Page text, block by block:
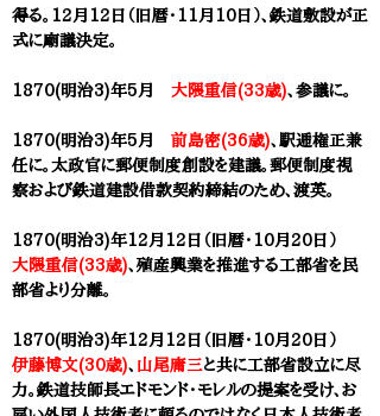
得る。12月12日（旧暦・11月10日）、鉄道敷設が正
式に廟議決定。
1870(明治3)年5月 大隈重信(33歳)、参議に。
1870(明治3)年5月 前島密(36歳)、駅逓権正兼
任に。太政官に郵便制度創設を建議。郵便制度視
察および鉄道建設借款契約締結のため、渡英。
1870(明治3)年12月12日（旧暦・10月20日）
大隈重信(33歳)、殖産興業を推進する工部省を民
部省より分離。
1870(明治3)年12月12日（旧暦・10月20日）
伊藤博文(30歳)、 山尾庸三と共に工部省設立に尽
力。鉄道技師長エドモンド・モレルの提案を受け、お